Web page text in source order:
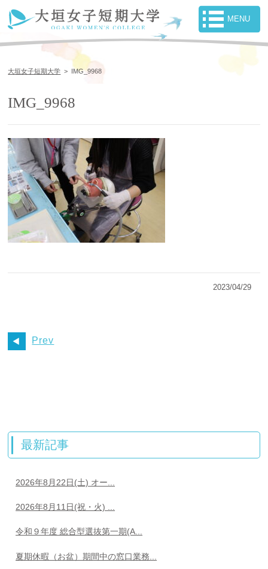
大垣女子短期大学 > IMG_9968
IMG_9968
2023/04/29
Prev
最新記事
2026年8月22日(土) オー...
2026年8月11日(祝・火) ...
令和９年度 総合型選抜第一期(A...
夏期休暇（お盆）期間中の窓口業務...